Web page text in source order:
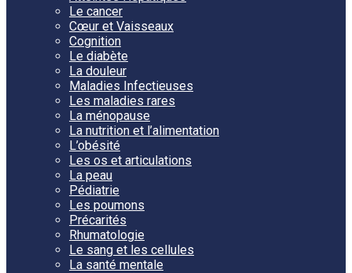
Le cancer
Cœur et Vaisseaux
Cognition
Le diabète
La douleur
Maladies Infectieuses
Les maladies rares
La ménopause
La nutrition et l’alimentation
L’obésité
Les os et articulations
La peau
Pédiatrie
Les poumons
Précarités
Rhumatologie
Le sang et les cellules
La santé mentale